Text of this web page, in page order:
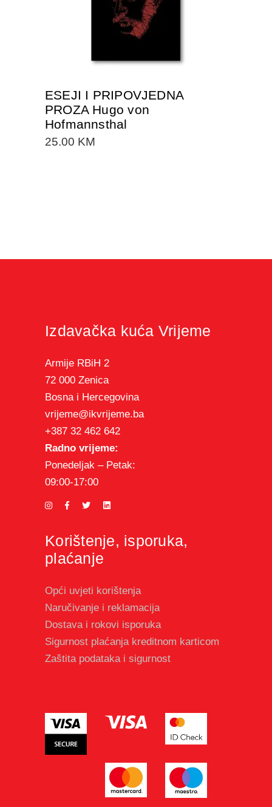
ESEJI I PRIPOVJEDNA
PROZA Hugo von
Hofmannsthal
25.00 KM
Izdavačka kuća Vrijeme
Armije RBiH 2
72 000 Zenica
Bosna i Hercegovina
vrijeme@ikvrijeme.ba
+387 32 462 642
Radno vrijeme:
Ponedeljak – Petak:
09:00-17:00
Korištenje, isporuka,
plaćanje
Opći uvjeti korištenja
Naručivanje i reklamacija
Dostava i rokovi isporuka
Sigurnost plaćanja kreditnom karticom
Zaštita podataka i sigurnost